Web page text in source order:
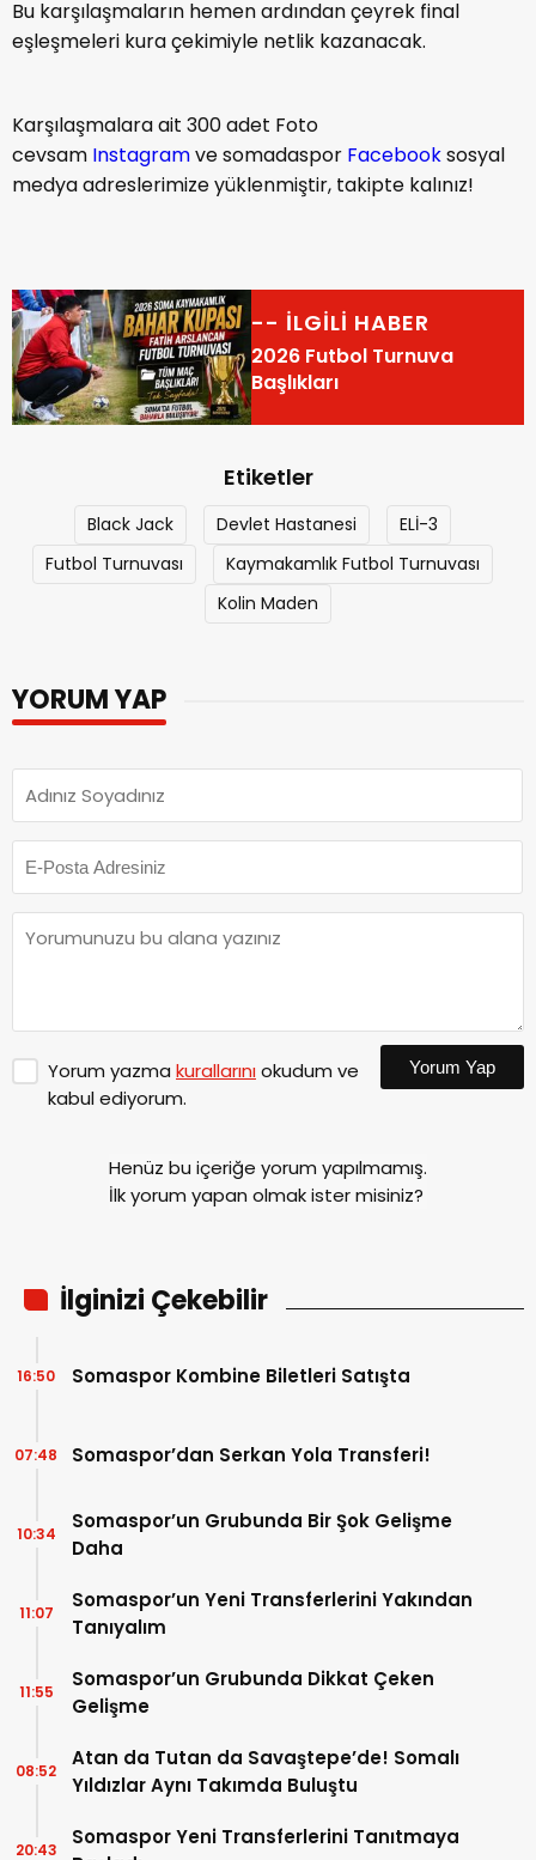
Bu karşılaşmaların hemen ardından çeyrek final
eşleşmeleri kura çekimiyle netlik kazanacak.
Karşılaşmalara ait 300 adet Foto
cevsam Instagramve somadaspor Facebooksosyal
medya adreslerimize yüklenmiştir, takipte kalınız!
-- İLGİLİ HABER
2026 Futbol Turnuva
Başlıkları
Etiketler
Black Jack Devlet Hastanesi
ELİ-3
Futbol Turnuvası
Kaymakamlık Futbol Turnuvası
Kolin Maden
YORUM YAP
Yorum yazma kurallarınıokudum ve
kabul ediyorum.
Yorum Yap
Henüz bu içeriğe yorum yapılmamış.
İlk yorum yapan olmak ister misiniz?
İlginizi Çekebilir
Somaspor Kombine Biletleri Satışta
16:50
Somaspor’dan Serkan Yola Transferi!
07:48
Somaspor’un Grubunda Bir Şok Gelişme
Daha
10:34
Somaspor’un Yeni Transferlerini Yakından
Tanıyalım
11:07
Somaspor’un Grubunda Dikkat Çeken
Gelişme
11:55
Atan da Tutan da Savaştepe’de! Somalı
Yıldızlar Aynı Takımda Buluştu
08:52
Somaspor Yeni Transferlerini Tanıtmaya
20:43